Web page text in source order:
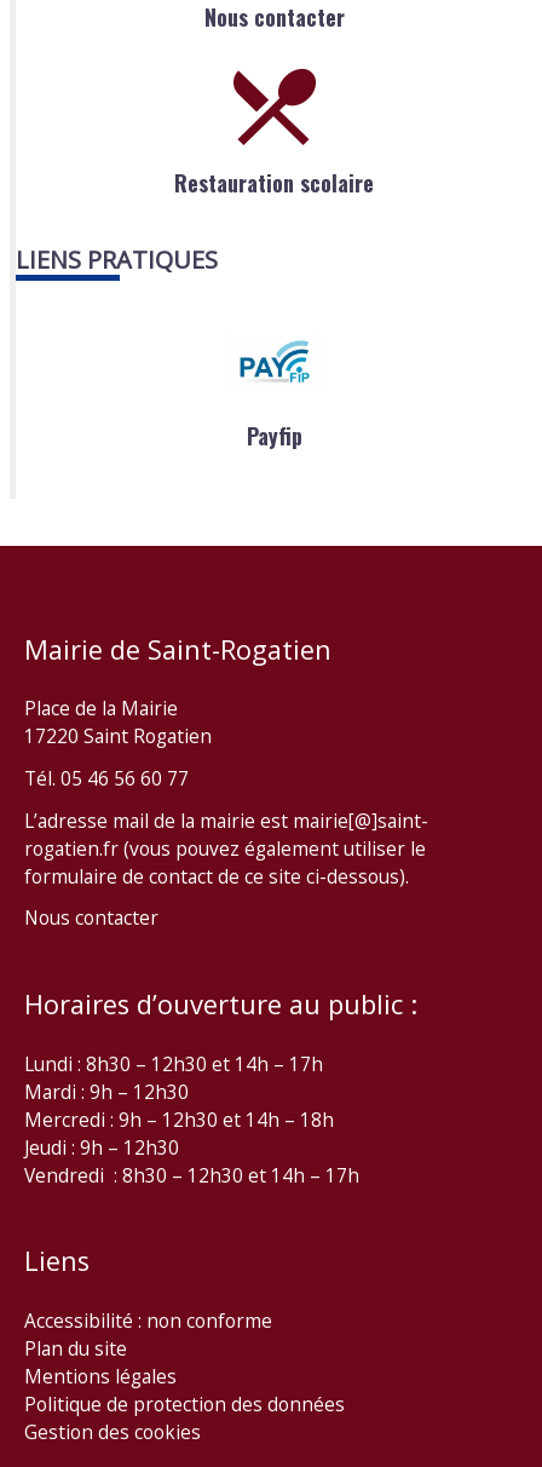
Nous contacter
Restauration scolaire
LIENS PRATIQUES
Payfip
Mairie de Saint-Rogatien
Place de la Mairie
17220 Saint Rogatien
Tél. 05 46 56 60 77
L’adresse mail de la mairie est mairie[@]saint-
rogatien.fr (vous pouvez également utiliser le
formulaire de contact de ce site ci-dessous).
Nous contacter
Horaires d’ouverture au public :
Lundi : 8h30 – 12h30 et 14h – 17h
Mardi : 9h – 12h30
Mercredi : 9h – 12h30 et 14h – 18h
Jeudi : 9h – 12h30
Vendredi : 8h30 – 12h30 et 14h – 17h
Liens
Accessibilité : non conforme
Plan du site
Mentions légales
Politique de protection des données
Gestion des cookies